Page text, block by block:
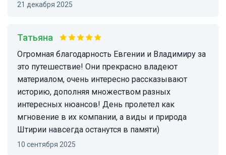
21 декабря 2025
Татьяна
Огромная благодарность Евгении и Владимиру за
это путешествие! Они прекрасно владеют
материалом, очень интересно рассказывают
историю, дополняя множеством разных
интересных нюансов! День пролетел как
мгновение в их компании, а виды и природа
Штирии навсегда останутся в памяти)
10 сентября 2025